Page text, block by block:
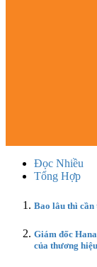
Đọc Nhiều
Tổng Hợp
Bao lâu thì cần
Giám đốc
của thương hiệu